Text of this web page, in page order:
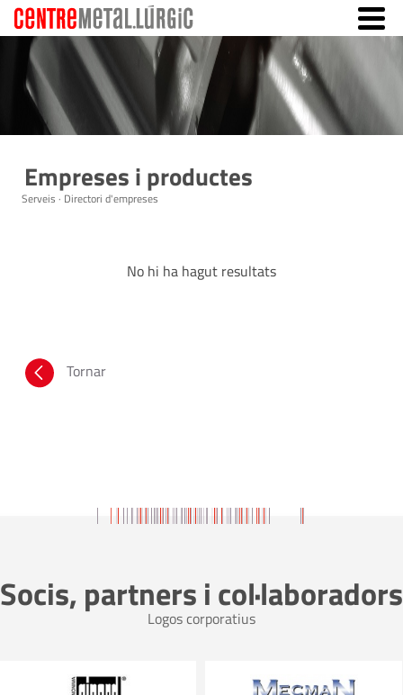
Empreses i productes
Serveis · Directori d'empreses
No hi ha hagut resultats
Tornar
Socis, partners i col·laboradors
Logos corporatius